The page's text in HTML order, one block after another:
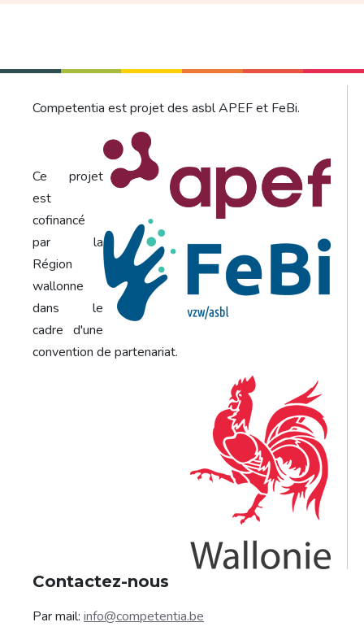
Competentia est projet des asbl APEF et FeBi.
Ce projet
est
cofinancé
par la
Région
wallonne
dans le
cadre d'une
convention de partenariat.
Contactez-nous
Par mail: info@competentia.be